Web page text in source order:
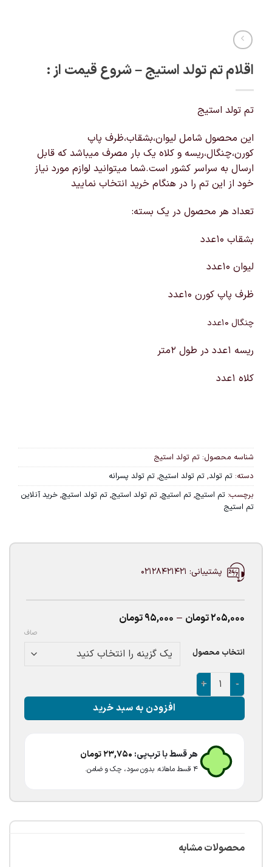
اقلام تم تولد استیج – شروع قیمت از :
تم تولد استیج
این محصول شامل لیوان،بشقاب،ظرف پاپ
کورن،چنگال،ریسه و کلاه یک بار مصرف میباشد که قابل
ارسال به سراسر کشور است.شما میتوانید لوازم مورد نیاز
خود از این تم را در هنگام خرید انتخاب نمایید
تعداد هر محصول در یک بسته:
بشقاب 10عدد
لیوان 10عدد
ظرف پاپ کورن 10عدد
چنگال 10عدد
ریسه 1عدد در طول 2متر
کلاه 1عدد
شناسه محصول: تم تولد استیج
دسته: تم تولد, تم تولد استیج, تم تولد پسرانه
برچسب: تم استیج, تم استیچ, تم تولد استیج, تم تولد استیچ, خرید آنلاین
تم استیج
پشتیبانی: 02128421421
205,000تومان –
95,000تومان
through
205,000تومان انتخاب محصول
صاف
اقلام تم تولد استیج - شروع قیمت از : عدد
افزودن به سبد خرید
هر قسط با ترب‌پی: 23,750تومان
۴ قسط ماهانه. بدون سود، چک و ضامن.
محصولات مشابه